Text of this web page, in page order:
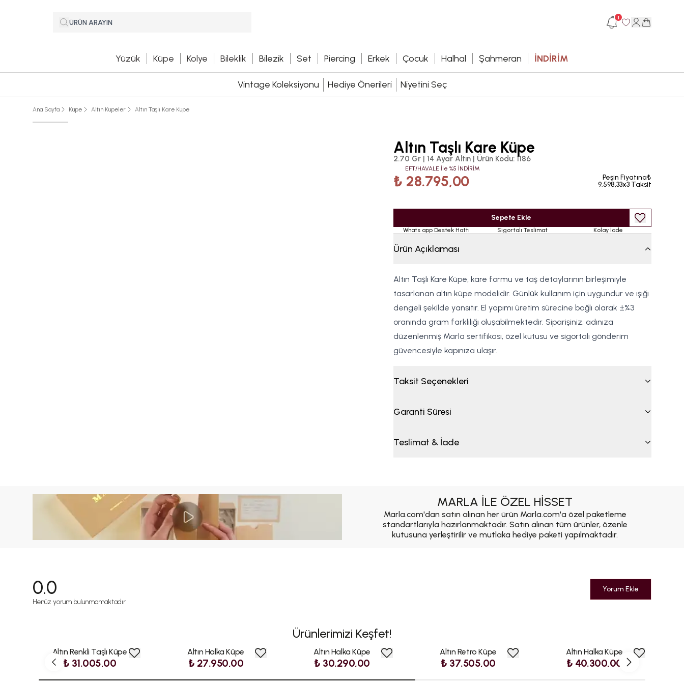
1
Yüzük Küpe Kolye Bileklik Bilezik Set Piercing Erkek Çocuk Halhal Şahmeran İNDİRİM
Vintage Koleksiyonu Hediye Önerileri Niyetini Seç
Ana Sayfa Küpe Altın Küpeler Altın Taşlı Kare Küpe
Altın Taşlı Kare Küpe
2.70 Gr | 14 Ayar Altın | Ürün Kodu: 1186
EFT/HAVALE İle %5 İNDİRİM
₺ 28.795,00
Peşin Fiyatına₺
9.598,33x3 Taksit
Sepete Ekle
Whats app Destek Hattı Sigortalı Teslimat Kolay İade
Ürün Açıklaması
Altın Taşlı Kare Küpe, kare formu ve taş detaylarının birleşimiyle
tasarlanan altın küpe modelidir. Günlük kullanım için uygundur ve ışığı
dengeli şekilde yansıtır. El yapımı üretim sürecine bağlı olarak ±%3
oranında gram farklılığı oluşabilmektedir. Siparişiniz, adınıza
düzenlenmiş Marla sertifikası, özel kutusu ve sigortalı gönderim
güvencesiyle kapınıza ulaşır.
Taksit Seçenekleri
Garanti Süresi
Teslimat & İade
MARLA İLE ÖZEL HİSSET
Marla.com'dan satın alınan her ürün Marla.com'a özel paketleme
standartlarıyla hazırlanmaktadır. Satın alınan tüm ürünler, özenle
kutusuna yerleştirilir ve mutlaka hediye paketi yapılmaktadır.
0.0
Henüz yorum bulunmamaktadır
Yorum Ekle
Ürünlerimizi Keşfet!
Altın Renkli Taşlı Küpe
₺ 31.005,00
Altın Halka Küpe
₺ 27.950,00
Altın Halka Küpe
₺ 30.290,00
Altın Retro Küpe
₺ 37.505,00
Altın Halka Küpe
₺ 40.300,00